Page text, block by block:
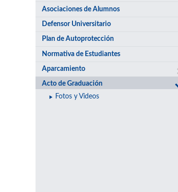
Asociaciones de Alumnos
Defensor Universitario
Plan de Autoprotección
Normativa de Estudiantes
Aparcamiento
Acto de Graduación
Fotos y Videos